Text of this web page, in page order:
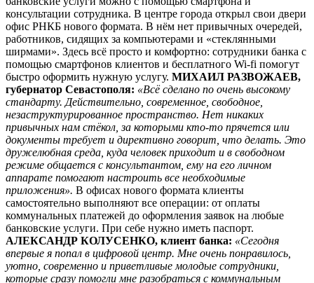
консультации сотрудника. В центре города открыл свои двери
офис РНКБ нового формата. В нём нет привычных очередей,
работников, сидящих за компьютерами и «стеклянными
ширмами». Здесь всё просто и комфортно: сотрудники банка с
помощью смартфонов клиентов и бесплатного Wi-fi помогут
быстро оформить нужную услугу. МИХАИЛ РАЗВОЖАЕВ,
губернатор Севастополя: «Всё сделано по очень высокому
стандарту. Действительно, современное, свободное,
незаструктурированное пространство. Нет никаких
привычных нам стёкол, за которыми кто-то прячется или
документы требует и директивно говорит, что делать. Это
дружелюбная среда, куда человек приходит и в свободном
режиме общается с консультантом, ему на его личном
аппарате помогают настроить все необходимые
приложения». В офисах нового формата клиенты
самостоятельно выполняют все операции: от оплаты
коммунальных платежей до оформления заявок на любые
банковские услуги. При себе нужно иметь паспорт.
АЛЕКСАНДР КОЛУСЕНКО, клиент банка: «Сегодня
впервые я попал в цифровой центр. Мне очень понравилось,
уютно, современно и приветливые молодые сотрудники,
которые сразу помогли мне разобраться с коммунальным